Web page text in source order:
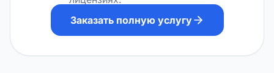
Заказать полную услугу